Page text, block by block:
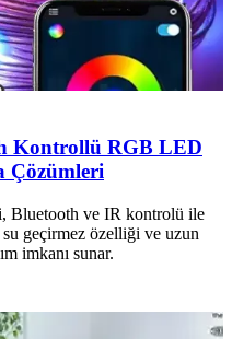
Kontrollü RGB LED
Çözümleri
Bluetooth ve IR kontrolü ile
geçirmez özelliği ve uzun
imkanı sunar.